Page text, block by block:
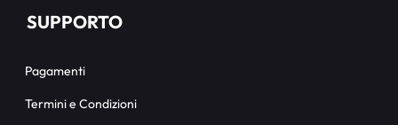
SUPPORTO
Pagamenti
Termini e Condizioni